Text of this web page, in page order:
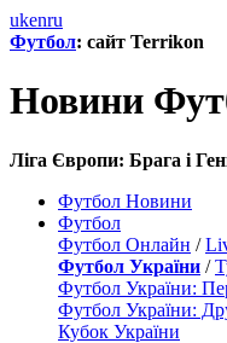
ukenru
Футбол: сайт Terrikon
Новини
Ліга Європи: Брага і
Футбол Новини
Футбол
Футбол Онлайн /
Футбол України /
Футбол України:
Футбол України:
Кубок України